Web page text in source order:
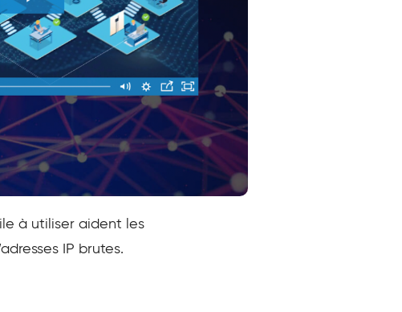
à utiliser aident les
IP brutes.